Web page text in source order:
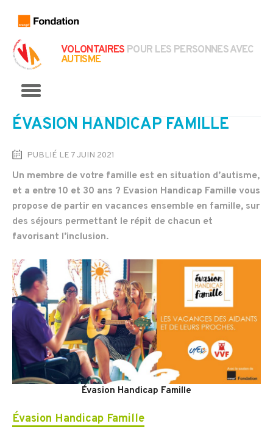
VOLONTAIRES POUR LES PERSONNES AVEC
AUTISME
ÉVASION HANDICAP FAMILLE
PUBLIÉ LE 7 JUIN 2021
Un membre de votre famille est en situation d’autisme,
et a entre 10 et 30 ans ? Evasion Handicap Famille vous
propose de partir en vacances ensemble en famille, sur
des séjours permettant le répit de chacun et
favorisant l’inclusion.
Évasion Handicap Famille
Évasion Handicap Famille